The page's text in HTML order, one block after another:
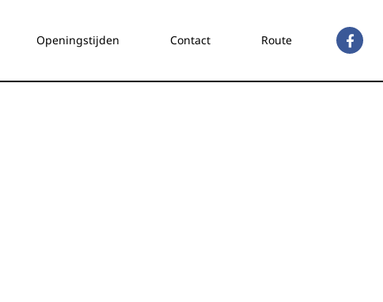
Openingstijden Contact Route